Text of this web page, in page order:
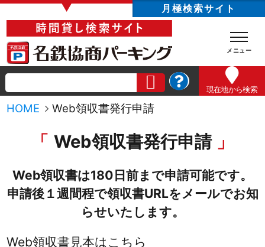
▼ 月極検索サイト
現在地から検索
HOME Web領収書発行申請
Web領収書発行申請
Web領収書は180日前まで申請可能です。
申請後１週間程で領収書URLをメールでお知
らせいたします。
Web領収書見本はこちら